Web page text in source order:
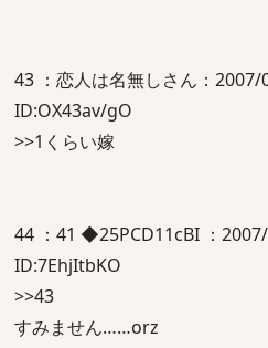
43 ：恋人は名無しさん：
ID:OX43av/gO
>>1くらい嫁
44 ：41 ◆25PCD11cBI ：
ID:7EhjItbKO
>>43
すみません……orz